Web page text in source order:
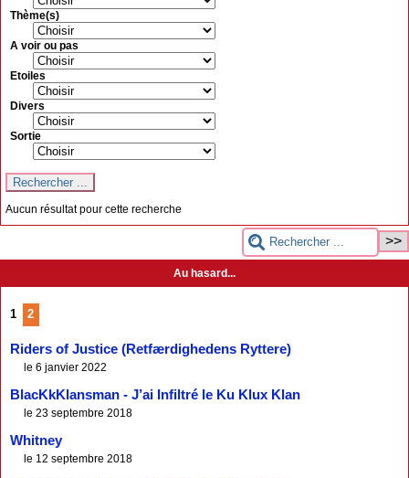
Thème(s)
A voir ou pas
Etoiles
Divers
Sortie
Aucun résultat pour cette recherche
Au hasard...
1 2
Riders of Justice (Retfærdighedens Ryttere)
le 6 janvier 2022
BlacKkKlansman - J’ai Infiltré le Ku Klux Klan
le 23 septembre 2018
Whitney
le 12 septembre 2018